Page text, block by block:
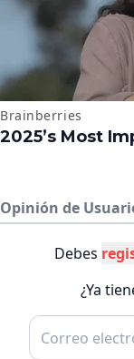
Opinión de
Debes
¿Ya